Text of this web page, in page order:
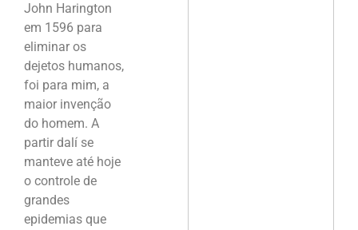
John Harington
em 1596 para
eliminar os
dejetos humanos,
foi para mim, a
maior invenção
do homem. A
partir dalí se
manteve até hoje
o controle de
grandes
epidemias que